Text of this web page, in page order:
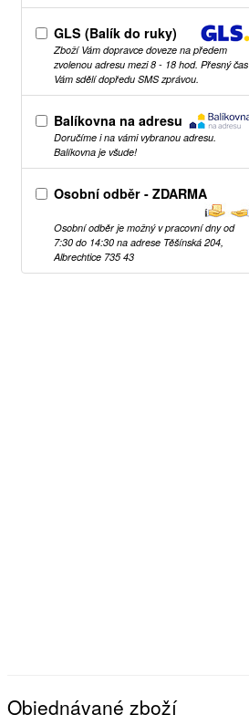
GLS (Balík do ruky)
Zboží Vám dopravce doveze na předem
zvolenou adresu mezi 8 - 18 hod. Přesný čas
Vám sdělí dopředu SMS zprávou.
Balíkovna na adresu
Doručíme i na vámi vybranou adresu.
Balíkovna je všude!
Osobní odběr - ZDARMA
Osobní odběr je možný v pracovní dny od
7:30 do 14:30 na adrese Těšínská 204,
Albrechtice 735 43
Objednávané zboží